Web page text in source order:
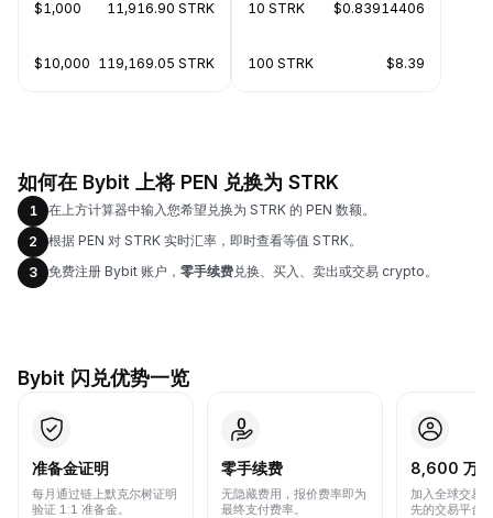
$1,000 11,916.90 STRK
$10,000 119,169.05 STRK
10 STRK $0.83914406
100 STRK $8.39
如何在 Bybit 上将 PEN 兑换为 STRK
1
在上方计算器中输入您希望兑换为 STRK 的 PEN 数额。
2
根据 PEN 对 STRK 实时汇率，即时查看等值 STRK。
3
免费注册 Bybit 账户， 零手续费 兑换、买入、卖出或交易 crypto。
Bybit 闪兑优势一览
准备金证明
每月通过链上默克尔树证明
验证 1:1 准备金。
零手续费
无隐藏费用，报价费率即为
最终支付费率。
8,600 万+
加入全球交易
先的交易平台